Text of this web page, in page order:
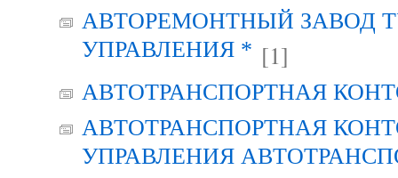
АВТОРЕМОНТНЫЙ ЗАВОД
УПРАВЛЕНИЯ * [1]
АВТОТРАНСПОРТНАЯ
АВТОТРАНСПОРТНАЯ
УПРАВЛЕНИЯ